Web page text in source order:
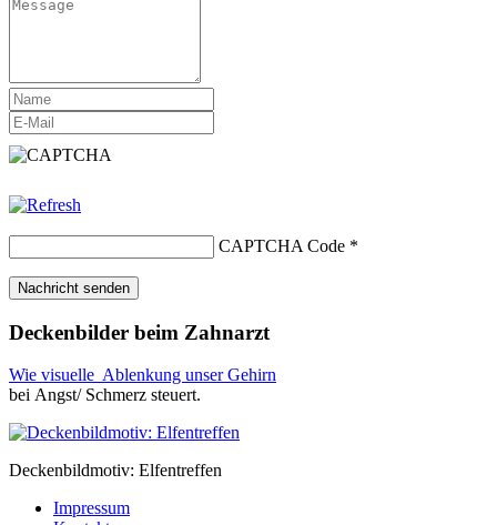
CAPTCHA Code *
Deckenbilder beim Zahnarzt
Wie visuelle Ablenkung unser Gehirn
bei Angst/ Schmerz steuert.
Deckenbildmotiv: Elfentreffen
Impressum